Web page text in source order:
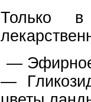
Только
—
—